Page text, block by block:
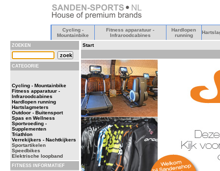
Cycling -
Mountainbike
Fitness apparatuur -
Infraroodcabines
Hardlopen
running
ZOEKEN
CATEGORIE
Cycling - Mountainbike
Fitness apparatuur -
Infraroodcabines
Hardlopen running
Hartslagmeters
Outdoor - Buitensport
Spas en Wellness
Sportvoeding -
Supplementen
Triathlon
Verrekijkers - Nachtkijkers
Sportartikelen
Speedbikes
Elektrische loopband
FITNESS INFORMATIEF
Start